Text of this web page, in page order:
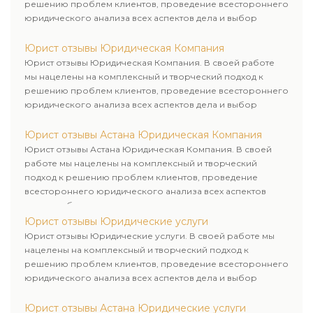
решению проблем клиентов, проведение всестороннего
юридического анализа всех аспектов дела и выбор
Юрист отзывы Юридическая Компания
Юрист отзывы Юридическая Компания. В своей работе
мы нацелены на комплексный и творческий подход к
решению проблем клиентов, проведение всестороннего
юридического анализа всех аспектов дела и выбор
Юрист отзывы Астана Юридическая Компания
Юрист отзывы Астана Юридическая Компания. В своей
работе мы нацелены на комплексный и творческий
подход к решению проблем клиентов, проведение
всестороннего юридического анализа всех аспектов
дела и выбор рационального пути для его успешного
завершения.
Юрист отзывы Юридические услуги
Юрист отзывы Юридические услуги. В своей работе мы
нацелены на комплексный и творческий подход к
решению проблем клиентов, проведение всестороннего
юридического анализа всех аспектов дела и выбор
Юрист отзывы Астана Юридические услуги